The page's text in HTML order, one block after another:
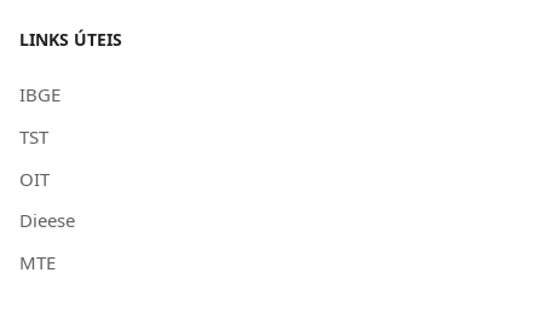
LINKS ÚTEIS
IBGE
TST
OIT
Dieese
MTE